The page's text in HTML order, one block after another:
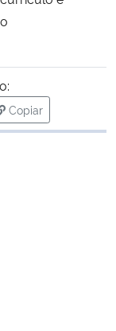
Copiar
para área de